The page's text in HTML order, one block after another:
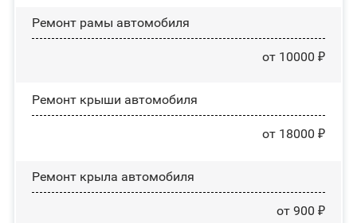
Ремонт рамы автомобиля
от 10000 ₽
Ремонт крыши автомобиля
от 18000 ₽
Ремонт крыла автомобиля
от 900 ₽